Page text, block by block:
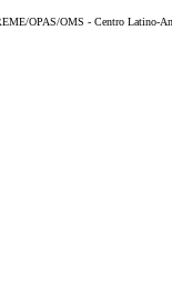
OPAS/OMS - Centro Latino-